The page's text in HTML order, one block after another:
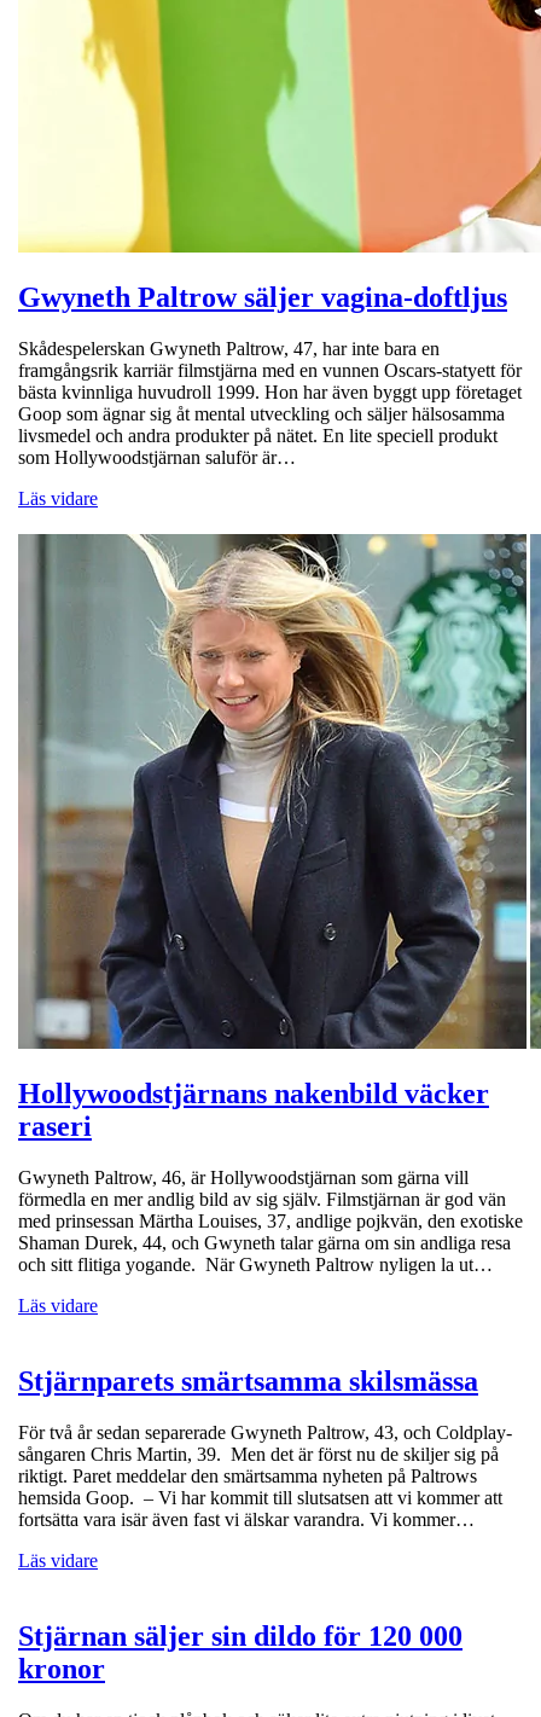
Gwyneth Paltrow säljer vagina-doftljus
Skådespelerskan Gwyneth Paltrow, 47, har inte bara en
framgångsrik karriär filmstjärna med en vunnen Oscars-statyett för
bästa kvinnliga huvudroll 1999. Hon har även byggt upp företaget
Goop som ägnar sig åt mental utveckling och säljer hälsosamma
livsmedel och andra produkter på nätet. En lite speciell produkt
som Hollywoodstjärnan saluför är…
Läs vidare
Hollywoodstjärnans nakenbild väcker
raseri
Gwyneth Paltrow, 46, är Hollywoodstjärnan som gärna vill
förmedla en mer andlig bild av sig själv. Filmstjärnan är god vän
med prinsessan Märtha Louises, 37, andlige pojkvän, den exotiske
Shaman Durek, 44, och Gwyneth talar gärna om sin andliga resa
och sitt flitiga yogande. När Gwyneth Paltrow nyligen la ut…
Läs vidare
Stjärnparets smärtsamma skilsmässa
För två år sedan separerade Gwyneth Paltrow, 43, och Coldplay-
sångaren Chris Martin, 39. Men det är först nu de skiljer sig på
riktigt. Paret meddelar den smärtsamma nyheten på Paltrows
hemsida Goop. – Vi har kommit till slutsatsen att vi kommer att
fortsätta vara isär även fast vi älskar varandra. Vi kommer…
Läs vidare
Stjärnan säljer sin dildo för 120 000
kronor